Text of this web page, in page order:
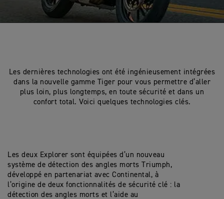
Les dernières technologies ont été ingénieusement intégrées
dans la nouvelle gamme Tiger pour vous permettre d’aller
plus loin, plus longtemps, en toute sécurité et dans un
confort total. Voici quelques technologies clés.
Les deux Explorer sont équipées d’un nouveau
système de détection des angles morts Triumph,
développé en partenariat avec Continental, à
l’origine de deux fonctionnalités de sécurité clé : la
détection des angles morts et l’aide au